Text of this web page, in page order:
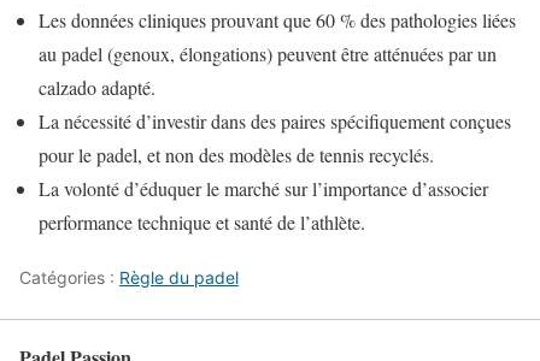
Les données cliniques prouvant que 60 % des pathologies liées
au padel (genoux, élongations) peuvent être atténuées par un
calzado adapté.
La nécessité d’investir dans des paires spécifiquement conçues
pour le padel, et non des modèles de tennis recyclés.
La volonté d’éduquer le marché sur l’importance d’associer
performance technique et santé de l’athlète.
Catégories : Règle du padel